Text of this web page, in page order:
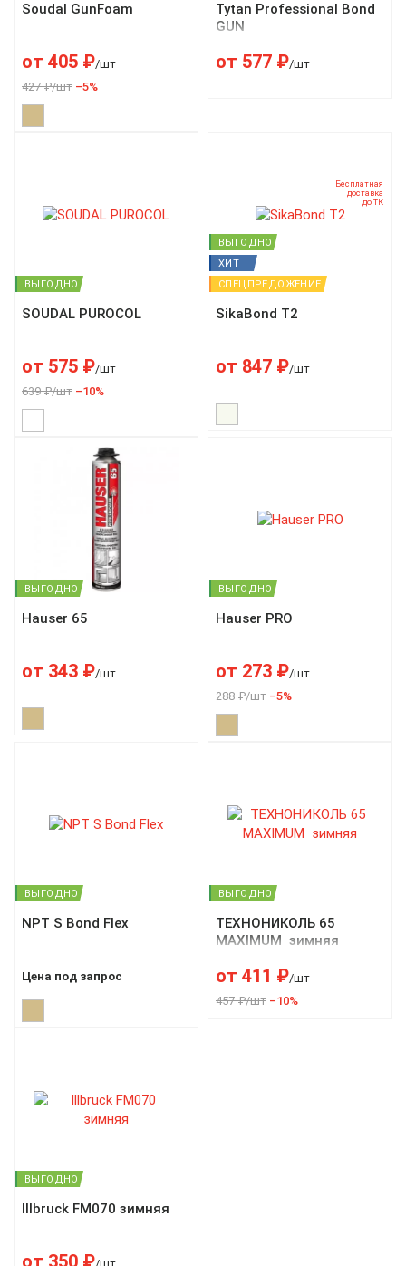
Soudal GunFoam
от 405 ₽/шт
427 ₽/шт –5%
Tytan Professional Bond
GUN
от 577 ₽/шт
ВЫГОДНО
SOUDAL PUROCOL
от 575 ₽/шт
639 ₽/шт –10%
ВЫГОДНО
ХИТ
СПЕЦПРЕДОЖЕНИЕ
Бесплатная
доставка
до ТК
SikaBond T2
от 847 ₽/шт
ВЫГОДНО
Hauser 65
от 343 ₽/шт
ВЫГОДНО
Hauser PRO
от 273 ₽/шт
288 ₽/шт –5%
ВЫГОДНО
NPT S Bond Flex
Цена под запрос
ВЫГОДНО
ТЕХНОНИКОЛЬ 65
MAXIMUM зимняя
от 411 ₽/шт
457 ₽/шт –10%
ВЫГОДНО
Illbruck FM070 зимняя
от 350 ₽